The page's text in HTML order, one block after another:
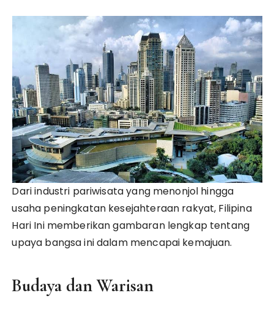
Dari industri pariwisata yang menonjol hingga
usaha peningkatan kesejahteraan rakyat, Filipina
Hari Ini memberikan gambaran lengkap tentang
upaya bangsa ini dalam mencapai kemajuan.
Budaya dan Warisan